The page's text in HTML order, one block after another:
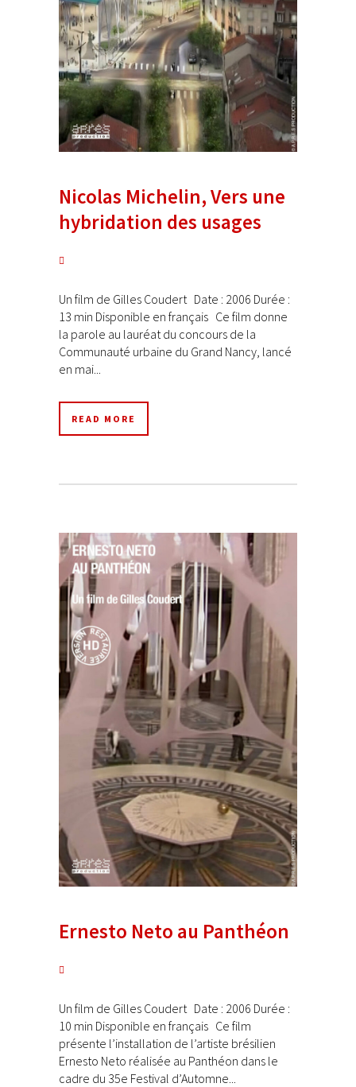
Nicolas Michelin, Vers une
hybridation des usages
Un film de Gilles Coudert Date : 2006 Durée :
13 min Disponible en français Ce film donne
la parole au lauréat du concours de la
Communauté urbaine du Grand Nancy, lancé
en mai...
READ MORE
Ernesto Neto au Panthéon
Un film de Gilles Coudert Date : 2006 Durée :
10 min Disponible en français Ce film
présente l’installation de l’artiste brésilien
Ernesto Neto réalisée au Panthéon dans le
cadre du 35e Festival d’Automne...